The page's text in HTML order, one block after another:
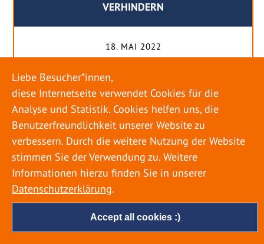
VERHINDERN
18. MAI 2022
genießen ihren Urlaub. Dabei zieht es die Einen
weiter weg, die Anderen bleiben dann doch
lieber in der Heimat. Wenn Sie für eine längere
Zeit wegfahren möchten, gibt es einige Dinge zu
beachten, damit nicht anschließend eine böse
Überraschung auf Sie wartet. Um einen
möglichst entspannten Urlaub zu […]
Accept all cookies :)
Liebe Besucher*innen,
diese Internetseite verwendet Cookies für die
Analyse und Statistik. Cookies helfen uns, die
Benutzerfreundlichkeit unserer Website zu
verbessern. Durch die weitere Nutzung der Website
stimmen Sie der Verwendung zu. Weitere
Informationen hierzu finden Sie in unserer
Datenschutzerklärung.